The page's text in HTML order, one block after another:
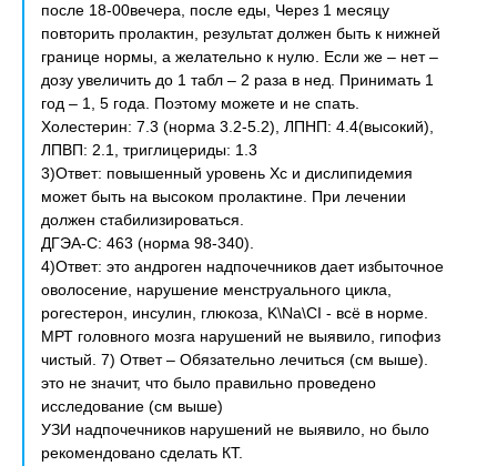
после 18-00вечера, после еды, Через 1 месяцу
повторить пролактин, результат должен быть к нижней
границе нормы, а желательно к нулю. Если же – нет –
дозу увеличить до 1 табл – 2 раза в нед. Принимать 1
год – 1, 5 года. Поэтому можете и не спать.
Холестерин: 7.3 (норма 3.2-5.2), ЛПНП: 4.4(высокий),
ЛПВП: 2.1, триглицериды: 1.3
3)Ответ: повышенный уровень Хс и дислипидемия
может быть на высоком пролактине. При лечении
должен стабилизироваться.
ДГЭА-С: 463 (норма 98-340).
4)Ответ: это андроген надпочечников дает избыточное
оволосение, нарушение менструального цикла,
рогестерон, инсулин, глюкоза, K\Na\CI - всё в норме.
МРТ головного мозга нарушений не выявило, гипофиз
чистый. 7) Ответ – Обязательно лечиться (см выше).
это не значит, что было правильно проведено
исследование (см выше)
УЗИ надпочечников нарушений не выявило, но было
рекомендовано сделать КТ.